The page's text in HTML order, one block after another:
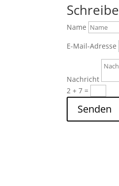
Name
E-Mail-Adresse
Nachricht
2 + 7=
Senden